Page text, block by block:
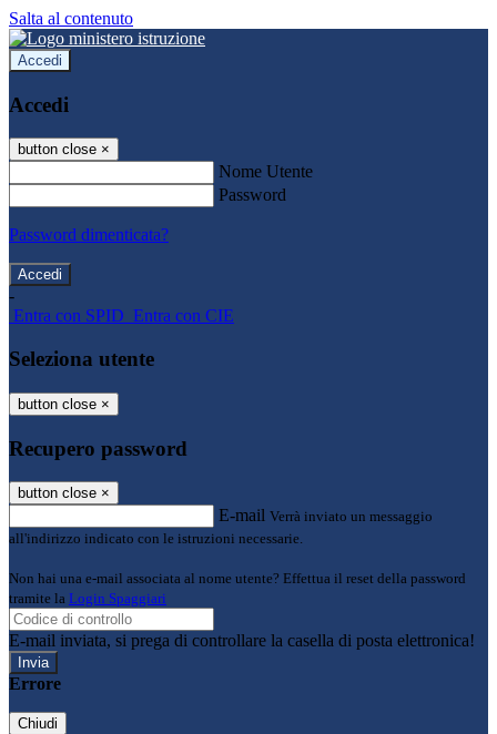
Salta al contenuto
Accedi
Accedi
button close ×
Nome Utente
Password
Password dimenticata?
-
Entra con SPID Entra con CIE
Seleziona utente
button close ×
Recupero password
button close ×
E-mail Verrà inviato un messaggio
all'indirizzo indicato con le istruzioni necessarie.
Non hai una e-mail associata al nome utente? Effettua il reset della password
tramite la Login Spaggiari
E-mail inviata, si prega di controllare la casella di posta elettronica!
Errore
Chiudi